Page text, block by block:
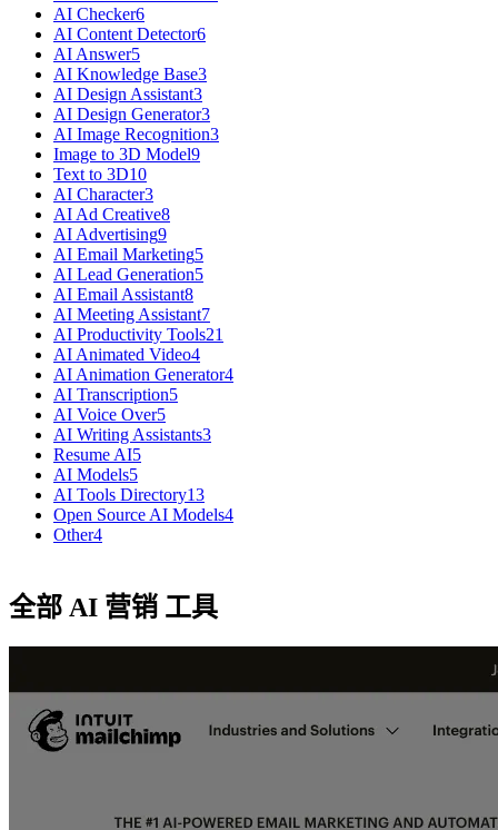
AI Checker6
AI Content Detector6
AI Answer5
AI Knowledge Base3
AI Design Assistant3
AI Design Generator3
AI Image Recognition3
Image to 3D Model9
Text to 3D10
AI Character3
AI Ad Creative8
AI Advertising9
AI Email Marketing5
AI Lead Generation5
AI Email Assistant8
AI Meeting Assistant7
AI Productivity Tools21
AI Animated Video4
AI Animation Generator4
AI Transcription5
AI Voice Over5
AI Writing Assistants3
Resume AI5
AI Models5
AI Tools Directory13
Open Source AI Models4
Other4
全部 AI 营销 工具